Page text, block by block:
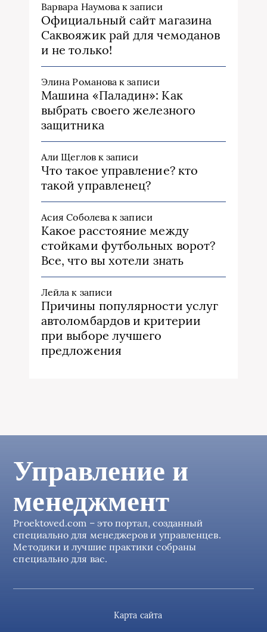
Варвара Наумова к записи
Официальный сайт магазина
Саквояжик рай для чемоданов
и не только!
Элина Романова к записи
Машина «Паладин»: Как
выбрать своего железного
защитника
Али Щегловк записи
Что такое управление? кто
такой управленец?
Асия Соболева к записи
Какое расстояние между
стойками футбольных ворот?
Все, что вы хотели знать
Лейла к записи
Причины популярности услуг
автоломбардов и критерии
при выборе лучшего
предложения
Управление и
менеджмент
Proektoved.com – это портал, созданный
специально для менеджеров и управленцев.
Методики и лучшие практики собраны
специально для вас.
Карта сайта